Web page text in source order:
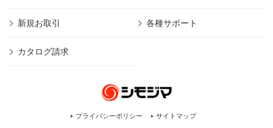
新規お取引 各種サポート
カタログ請求
プライバシーポリシー サイトマップ